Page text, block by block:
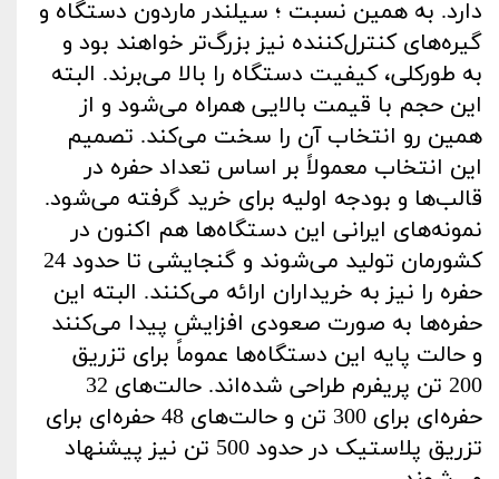
دارد. به‌ همین نسبت ؛ سیلندر ماردون دستگاه و
گیره‌های کنترل‌کننده نیز بزرگ‌تر خواهند بود و
به ‌طورکلی، کیفیت دستگاه را بالا می‌برند. البته
این حجم با قیمت بالایی همراه می‌شود و از
همین رو انتخاب آن را سخت می‌کند. تصمیم
این انتخاب معمولاً بر اساس تعداد حفره در
قالب‌ها و بودجه اولیه برای خرید گرفته می‌شود.
نمونه‌های ایرانی این دستگاه‌ها هم اکنون در
کشورمان تولید می‌شوند و گنجایشی تا حدود 24
حفره را نیز به خریداران ارائه می‌کنند. البته این
حفره‌ها به ‌صورت صعودی افزایش پیدا می‌کنند
و حالت پایه این دستگاه‌ها عموماً برای تزریق
200 تن پریفرم طراحی‌ شده‌اند. حالت‌های 32
حفره‌ای برای 300 تن و حالت‌های 48 حفره‌ای برای
تزریق پلاستیک در حدود 500 تن نیز پیشنهاد